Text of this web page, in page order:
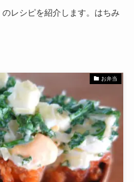
レシピを紹介します。はちみ
お弁当